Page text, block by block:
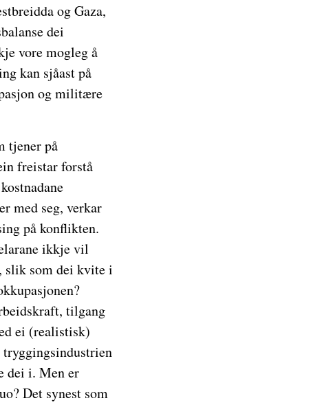
og Gaza,
dei
vore mogleg å
kan sjåast på
og militære
tjener på
freistar forstå
med seg, verkar
på konflikten.
ikkje vil
slik som dei kvite i
tilgang
ei (realistisk)
tryggingsindustrien
dei i. Men er
Det synest som